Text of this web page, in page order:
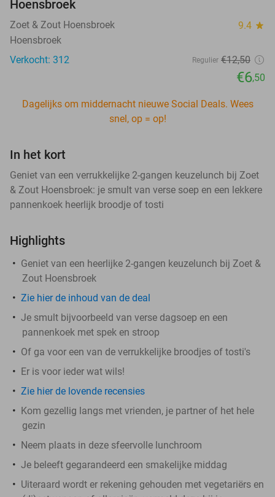
Hoensbroek
Zoet & Zout Hoensbroek 9.4 star
Hoensbroek
Verkocht: 312
Regulier €12,50
€6,50
Dagelijks om middernacht nieuwe Social Deals. Wees
snel, op = op!
In het kort
Geniet van een verrukkelijke 2-gangen keuzelunch bij Zoet
& Zout Hoensbroek: je smult van verse soep en een lekkere
pannenkoek heerlijk broodje of tosti
Highlights
Geniet van een heerlijke 2-gangen keuzelunch bij Zoet &
Zout Hoensbroek
Zie hier de inhoud van de deal
Je smult bijvoorbeeld van verse dagsoep en een
pannenkoek met spek en stroop
Of ga voor een van de verrukkelijke broodjes of tosti's
Er is voor ieder wat wils!
Zie hier de lovende recensies
Kom gezellig langs met vrienden, je partner of het hele
gezin
Neem plaats in deze sfeervolle lunchroom
Je beleeft gegarandeerd een smakelijke middag
Uiteraard wordt er rekening gehouden met vegetariërs en